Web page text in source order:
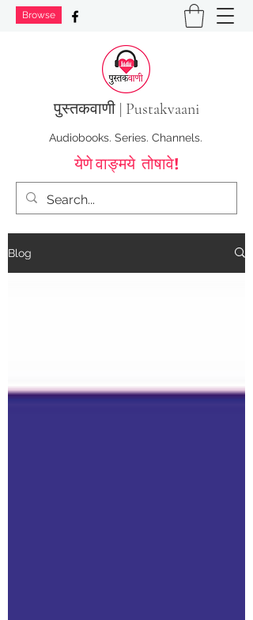
Browse
पुस्तकवाणी | Pustakvaani
Audiobooks. Series. Channels.
येणे वाङ्मये तोषावे!
Blog